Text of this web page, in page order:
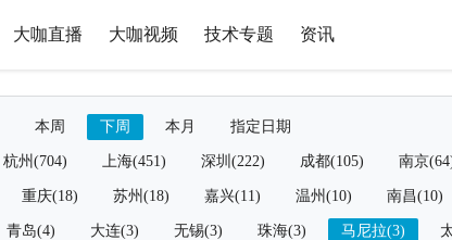
大咖直播 大咖视频 技术专题 资讯
本周 下周 本月 指定日期
杭州(704) 上海(451) 深圳(222) 成都(105) 南京
重庆(18) 苏州(18) 嘉兴(11) 温州(10) 南昌(10)
青岛(4) 大连(3) 无锡(3) 珠海(3) 马尼拉(3)